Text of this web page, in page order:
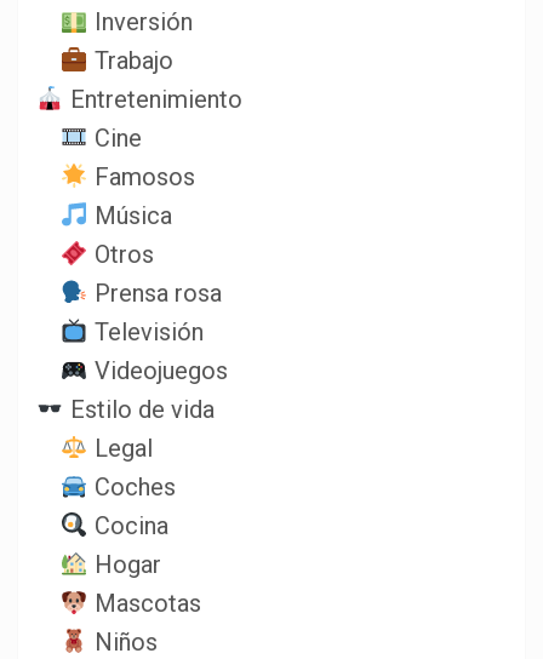
Inversión
Trabajo
Entretenimiento
Cine
Famosos
Música
Otros
Prensa rosa
Televisión
Videojuegos
Estilo de vida
Legal
Coches
Cocina
Hogar
Mascotas
Niños